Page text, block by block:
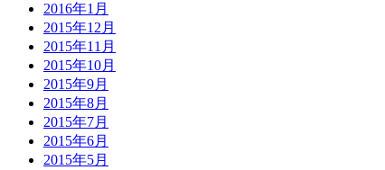
2016年1月
2015年12月
2015年11月
2015年10月
2015年9月
2015年8月
2015年7月
2015年6月
2015年5月